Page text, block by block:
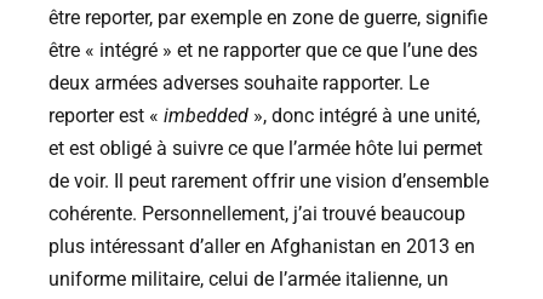
être reporter, par exemple en zone de guerre, signifie
être « intégré » et ne rapporter que ce que l’une des
deux armées adverses souhaite rapporter. Le
reporter est « imbedded », donc intégré à une unité,
et est obligé à suivre ce que l’armée hôte lui permet
de voir. Il peut rarement offrir une vision d’ensemble
cohérente. Personnellement, j’ai trouvé beaucoup
plus intéressant d’aller en Afghanistan en 2013 en
uniforme militaire, celui de l’armée italienne, un